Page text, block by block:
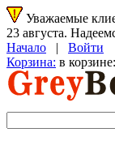
Уважаемые
23 августа.
Начало | Войти
Корзина: в корзине: